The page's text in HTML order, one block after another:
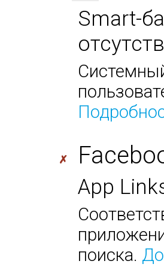
Smart-
✗
App
поиска.